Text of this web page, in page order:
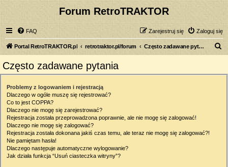
Forum RetroTRAKTOR
FAQ Zaloguj się
Zarejestruj się
Portal RetroTRAKTOR.pl retrotraktor.pl/forum Często zadawane pytania
Często zadawane pytania
Problemy z logowaniem i rejestracją
Dlaczego w ogóle muszę się rejestrować?
Co to jest COPPA?
Dlaczego nie mogę się zarejestrować?
Rejestracja została przeprowadzona poprawnie, ale nie mogę się zalogować!
Dlaczego nie mogę się zalogować?
Rejestracja została dokonana jakiś czas temu, ale teraz nie mogę się zalogować?!
Nie pamiętam hasła!
Dlaczego następuje automatyczne wylogowanie?
Jak działa funkcja “Usuń ciasteczka witryny”?